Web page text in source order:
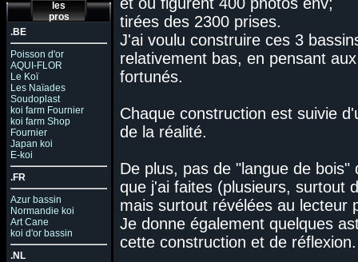
les
pros
.BE
Poisson d'or
AQUI-FLOR
Le Koï
Les Naïades
Soudoplast
koi farm Fournier
koi farm Shop
Fournier
Japan koi
E-koi
.FR
Azur bassin
Normandie koi
Art Cane
koi d'or bassin
.NL
tirées des 2300 prises.
J'ai voulu construire ces 3
relativement bas, en pensant
fortunés.
Chaque construction est suivie
de la réalité.
De plus, pas de "langue de
que j'ai faites (plusieurs, surtout
mais surtout révélées au lecteur
Je donne également quelques
cette construction et de réflexion.